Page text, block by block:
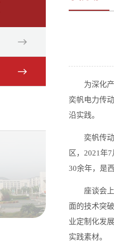
为深化
奕帆电力传
沿实践。
奕帆传
区，2021年
30余年，是
座谈会
面的技术突
业定制化发
实践素材。